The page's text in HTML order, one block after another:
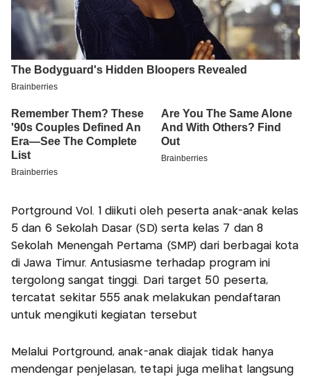
Portground Vol. 1 diikuti oleh peserta anak-anak kelas
5 dan 6 Sekolah Dasar (SD) serta kelas 7 dan 8
Sekolah Menengah Pertama (SMP) dari berbagai kota
di Jawa Timur. Antusiasme terhadap program ini
tergolong sangat tinggi. Dari target 50 peserta,
tercatat sekitar 555 anak melakukan pendaftaran
untuk mengikuti kegiatan tersebut
Melalui Portground, anak-anak diajak tidak hanya
mendengar penjelasan, tetapi juga melihat langsung